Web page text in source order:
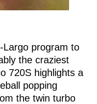
Largo program to
the craziest
720S highlights a
popping
the twin turbo